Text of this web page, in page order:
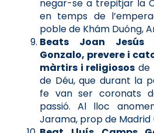
negar-se a trepitjar la
en temps de
poble de Khám Duóng,
Beats Joan Jesús
Gonzalo, prevere i
màrtirs i religiosos de
de Déu, que durant la
fe van ser coronats
passió. Al lloc
Jarama, prop de Madrid